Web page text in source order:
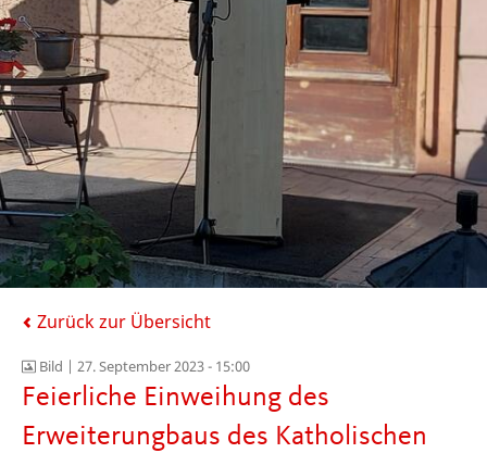
Zurück zur Übersicht
Bild | 27. September 2023 - 15:00
Feierliche Einweihung des
Erweiterungbaus des Katholischen